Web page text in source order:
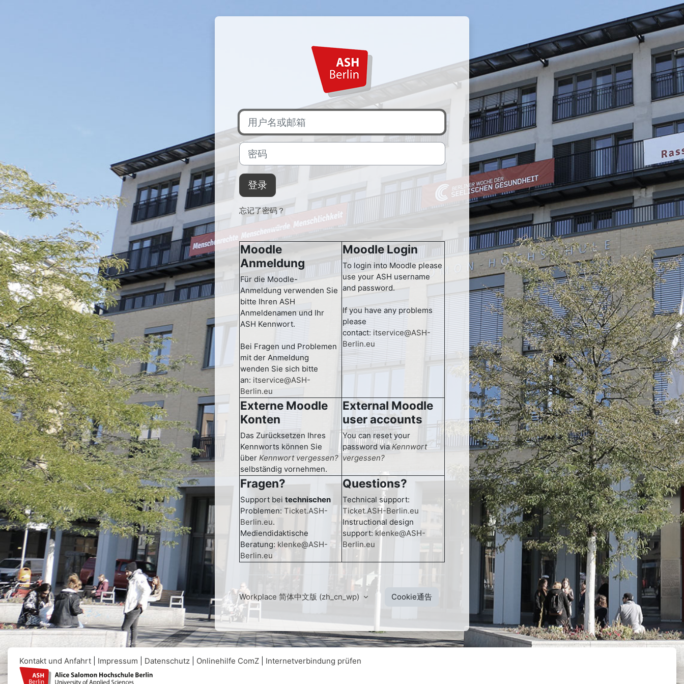
用户名或邮箱
密码
登录
忘记了密码？
Moodle
Anmeldung
Für die Moodle-
Anmeldung verwenden Sie
bitte Ihren ASH
Anmeldenamen und Ihr
ASH Kennwort.
Bei Fragen und Problemen
mit der Anmeldung
wenden Sie sich bitte
an: itservice@ASH-
Berlin.eu
Moodle Login
To login into Moodle please
use your ASH username
and password.
If you have any problems
please
contact: itservice@ASH-
Berlin.eu
Externe Moodle
Konten
Das Zurücksetzen Ihres
Kennworts können Sie
über Kennwort vergessen?
selbständig vornehmen.
External Moodle
user accounts
You can reset your
password viaKennwort
vergessen?
Fragen?
Support bei technischen
Problemen: Ticket.ASH-
Berlin.eu.
Mediendidaktische
Beratung: klenke@ASH-
Berlin.eu
Questions?
Technical support:
Ticket.ASH-Berlin.eu
Instructional design
support:klenke@ASH-
Berlin.eu
Workplace 简体中文版 ‎(zh_cn_wp)‎ Cookie通告
Kontakt und Anfahrt Impressum Datenschutz Onlinehilfe ComZ Internetverbindung prüfen